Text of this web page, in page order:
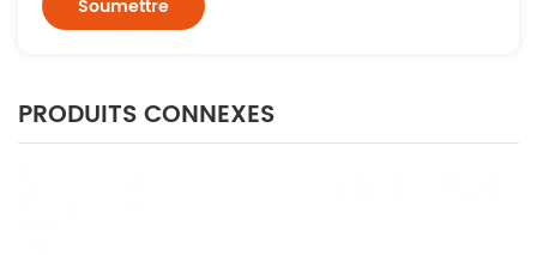
PRODUITS CONNEXES